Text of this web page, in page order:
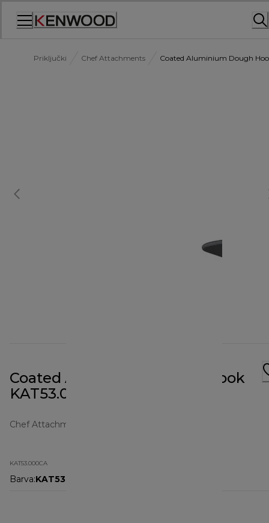
Priključki Chef Attachments Coated Aluminium Dough
Coated Aluminium Dough Hook
KAT53.000CA
Chef Attachments
KAT53.000CA
Barva:KAT53.000CA